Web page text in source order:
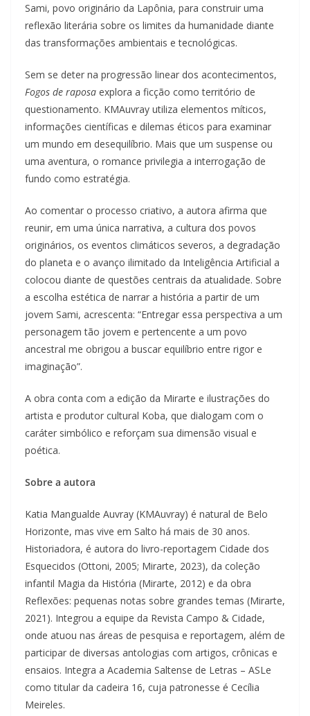
Sami, povo originário da Lapônia, para construir uma
reflexão literária sobre os limites da humanidade diante
das transformações ambientais e tecnológicas.
Sem se deter na progressão linear dos acontecimentos,
Fogos de raposa explora a ficção como território de
questionamento. KMAuvray utiliza elementos míticos,
informações científicas e dilemas éticos para examinar
um mundo em desequilíbrio. Mais que um suspense ou
uma aventura, o romance privilegia a interrogação de
fundo como estratégia.
Ao comentar o processo criativo, a autora afirma que
reunir, em uma única narrativa, a cultura dos povos
originários, os eventos climáticos severos, a degradação
do planeta e o avanço ilimitado da Inteligência Artificial a
colocou diante de questões centrais da atualidade. Sobre
a escolha estética de narrar a história a partir de um
jovem Sami, acrescenta: “Entregar essa perspectiva a um
personagem tão jovem e pertencente a um povo
ancestral me obrigou a buscar equilíbrio entre rigor e
imaginação”.
A obra conta com a edição da Mirarte e ilustrações do
artista e produtor cultural Koba, que dialogam com o
caráter simbólico e reforçam sua dimensão visual e
poética.
Sobre a autora
Katia Mangualde Auvray (KMAuvray) é natural de Belo
Horizonte, mas vive em Salto há mais de 30 anos.
Historiadora, é autora do livro-reportagem Cidade dos
Esquecidos (Ottoni, 2005; Mirarte, 2023), da coleção
infantil Magia da História (Mirarte, 2012) e da obra
Reflexões: pequenas notas sobre grandes temas (Mirarte,
2021). Integrou a equipe da Revista Campo & Cidade,
onde atuou nas áreas de pesquisa e reportagem, além de
participar de diversas antologias com artigos, crônicas e
ensaios. Integra a Academia Saltense de Letras – ASLe
como titular da cadeira 16, cuja patronesse é Cecília
Meireles.